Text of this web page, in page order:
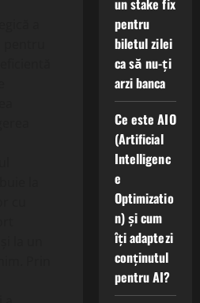
un stake fix
pentru
biletul zilei
ca să nu-ți
arzi banca
Ce este AIO
(Artificial
Intelligenc
e
Optimizatio
n) și cum
îți adaptezi
conținutul
pentru AI?